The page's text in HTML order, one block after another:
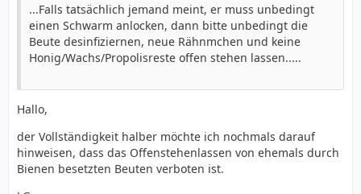
...Falls tatsächlich jemand meint, er muss unbedingt
einen Schwarm anlocken, dann bitte unbedingt die
Beute desinfiziernen, neue Rähnmchen und keine
Honig/Wachs/Propolisreste offen stehen lassen.....
Hallo,
der Vollständigkeit halber möchte ich nochmals darauf
hinweisen, dass das Offenstehenlassen von ehemals durch
Bienen besetzten Beuten verboten ist.